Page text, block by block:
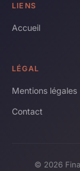
LIENS
Accueil
LÉGAL
Mentions légales
Contact
© 2026